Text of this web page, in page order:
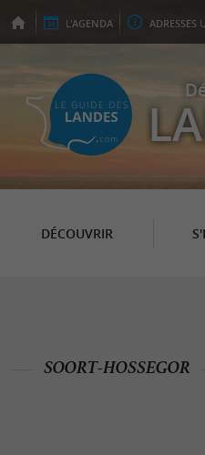
L'AGENDA ADRESSES
DÉCOUVRIR
SOORT-HOSSEGOR